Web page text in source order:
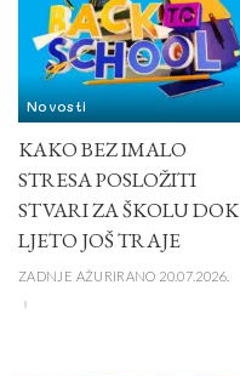
Novosti
KAKO BEZ IMALO
STRESA POSLOŽITI
STVARI ZA ŠKOLU DOK
LJETO JOŠ TRAJE
ZADNJE AŽURIRANO 20.07.2026.